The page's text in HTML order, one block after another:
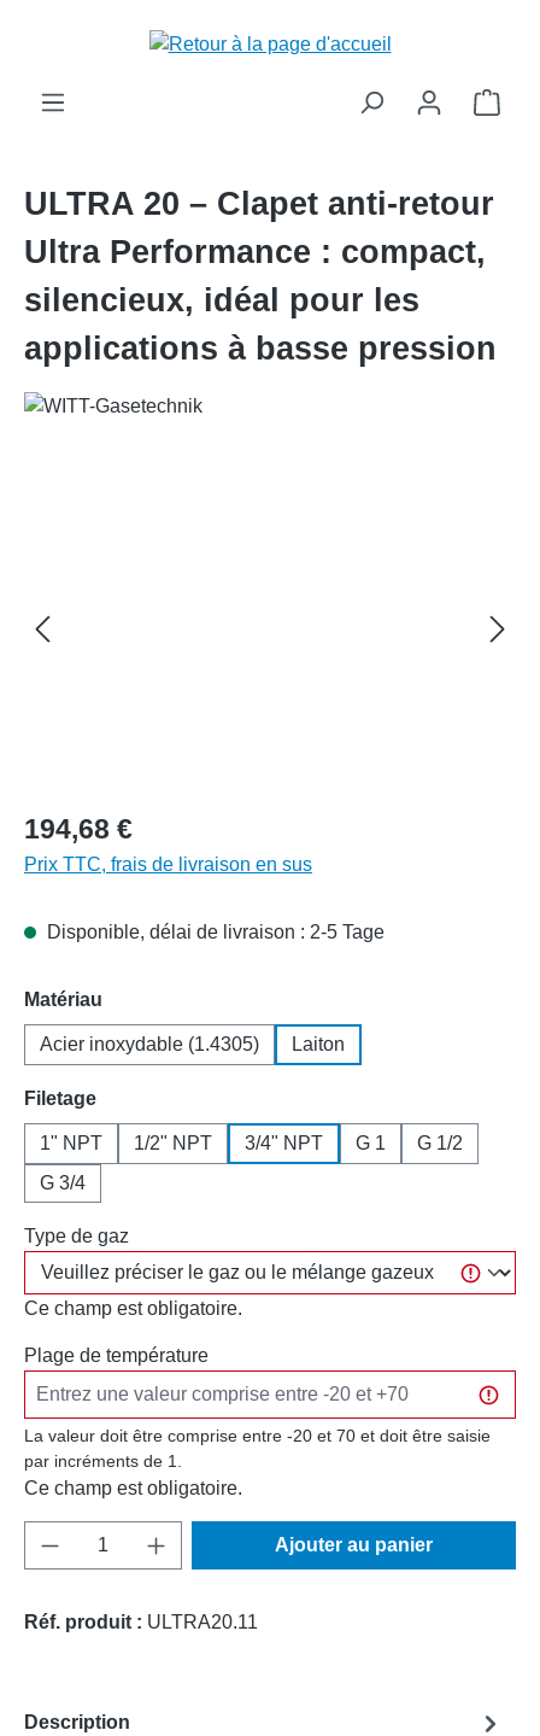
Le
ULTRA 20 – Clapet anti-retour
Ultra Performance : compact,
silencieux, idéal pour les
applications à basse pression
194,68 €
Prix TTC, frais de livraison en sus
Disponible, délai de livraison : 2-5 Tage
Sélectionnez
Matériau
Acier inoxydable (1.4305) Laiton
Sélectionnez
Filetage
1" NPT 1/2" NPT 3/4" NPT G 1
G 1/2
G 3/4
Type de gaz
Ce champ est obligatoire.
Plage de température
La valeur doit être comprise entre -20 et 70 et doit être saisie
par incréments de 1.
Ce champ est obligatoire.
Quantité de produit : Entrez la quantité
Ajouter au panier
Réf. produit : ULTRA20.11
Description